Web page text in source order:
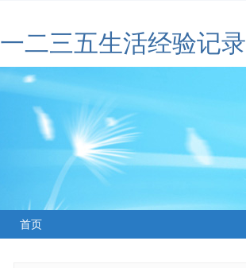
一二三五生活经验记录
首页